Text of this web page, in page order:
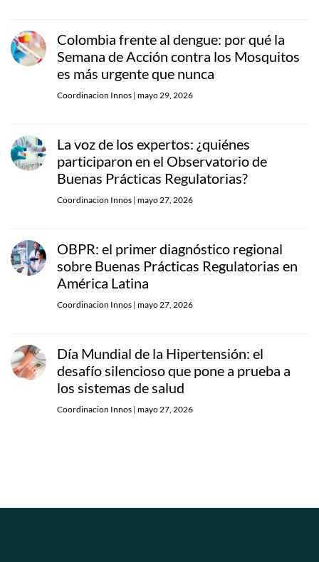
Colombia frente al dengue: por qué la
Semana de Acción contra los Mosquitos
es más urgente que nunca
Coordinacion Innos | mayo 29, 2026
La voz de los expertos: ¿quiénes
participaron en el Observatorio de
Buenas Prácticas Regulatorias?
Coordinacion Innos | mayo 27, 2026
OBPR: el primer diagnóstico regional
sobre Buenas Prácticas Regulatorias en
América Latina
Coordinacion Innos | mayo 27, 2026
Día Mundial de la Hipertensión: el
desafío silencioso que pone a prueba a
los sistemas de salud
Coordinacion Innos | mayo 27, 2026